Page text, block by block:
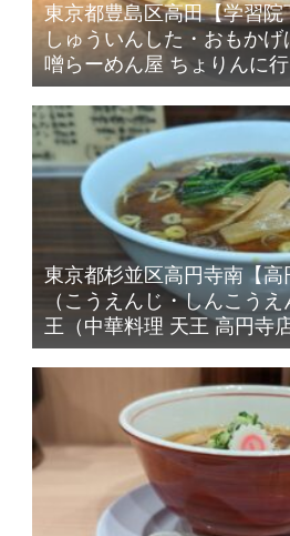
東京都豊島区高田【学習
しゅういんした・おもか
噌らーめん屋 ちょりんに
東京都杉並区高円寺南【
（こうえんじ・しんこう
王（中華料理 天王 高円寺